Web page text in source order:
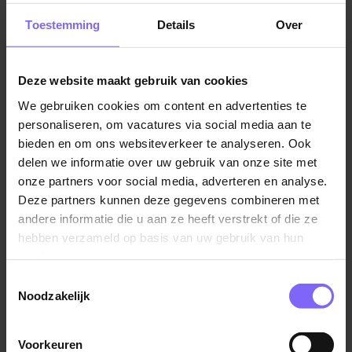
Toestemming Details Over
Deze website maakt gebruik van cookies
We gebruiken cookies om content en advertenties te
personaliseren, om vacatures via social media aan te
bieden en om ons websiteverkeer te analyseren. Ook
delen we informatie over uw gebruik van onze site met
onze partners voor social media, adverteren en analyse.
Deze partners kunnen deze gegevens combineren met
andere informatie die u aan ze heeft verstrekt of die ze
hebben verzameld op basis van uw gebruik van hun
Noodzakelijk
Voorkeuren
ontdekt waar je goed in bent. Het beste van al is dat je
werktijden flexibel zijn, zodat je genoeg tijd hebt om
leuke dingen te doen met je vrienden en van de
snel naar de perfecte bijbaan in Kerkrade op
Banenrijklimburg.
Organisaties met bijbanen in Kerkrade
Kerkrade? Check hier de organisaties met een